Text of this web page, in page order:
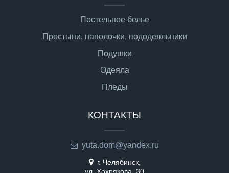
Постельное белье
Простыни, наволочки, пододеяльники
Подушки
Одеяла
Пледы
КОНТАКТЫ
yuta.dom@yandex.ru
г. Челябинск,